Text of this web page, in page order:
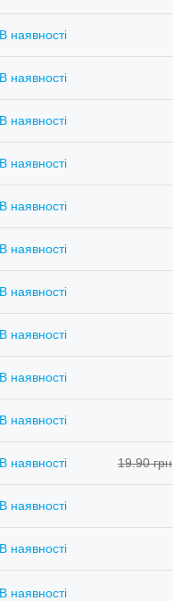
В наявності
В наявності
В наявності
В наявності
В наявності
В наявності
В наявності
В наявності
В наявності
В наявності
В наявності 19.90 грн
В наявності
В наявності
В наявності